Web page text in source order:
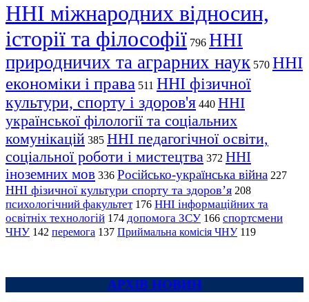
ННІ міжнародних відносин,
історії та філософії 796 ННІ
природничих та аграрних наук 570 ННІ
економіки і права 511 ННІ фізичної
культури, спорту і здоров'я 440 ННІ
української філології та соціальних
комунікацій 385 ННІ педагогічної освіти,
соціальної роботи і мистецтва 372 ННІ
іноземних мов 336 Російсько-українська війна 227
ННІ фізичної культури спорту та здоров’я 208
психологічний факультет 176 ННІ інформаційних та
освітніх технологій 174 допомога ЗСУ 166 спортсмени
ЧНУ 142 перемога 137 Приймальна комісія ЧНУ 119
АРХІВ НОВИН